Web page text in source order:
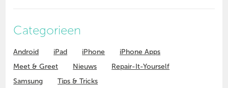
Categorieen
Android iPad iPhone
iPhone Apps
Meet & Greet
Nieuws
Repair-It-Yourself
Samsung
Tips & Tricks